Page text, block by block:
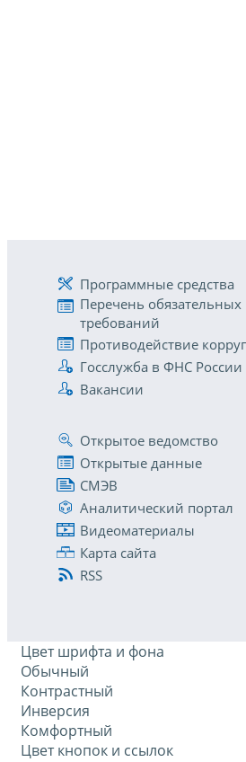
Программные средства
Перечень обязательных
требований
Противодействие
Госслужба в ФНС России
Вакансии
Открытое ведомство
Открытые данные
СМЭВ
Аналитический портал
Видеоматериалы
Карта сайта
RSS
Цвет шрифта и фона
Обычный
Контрастный
Инверсия
Комфортный
Цвет кнопок и ссылок